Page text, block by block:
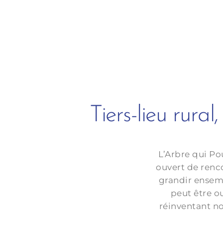
Tiers-lieu
L’Arbre qui
ouvert de
grandir
peut être
réinventant